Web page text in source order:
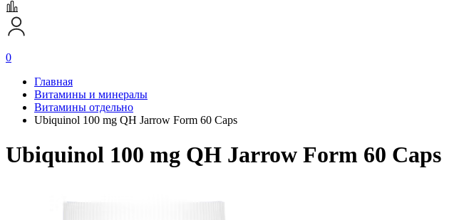
0
Главная
Витамины и минералы
Витамины отдельно
Ubiquinol 100 mg QH Jarrow Form 60 Caps
Ubiquinol 100 mg QH Jarrow Form 60 Caps